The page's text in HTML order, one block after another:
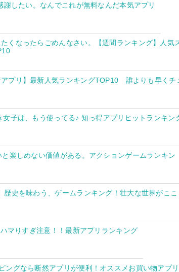
謝したい。なんでこれが無料なんだ本気アプリ
くなったらごめんなさい。【週間ランキング】人気
アプリ】最新人気ランキングTOP10 誰よりも早くチ
女子は、もう使ってる♪ 知っ得アプリヒットランキン
と楽しめない価値がある。アクションゲームランキン
歴史を味わう、ゲームランキング！壮大な世界がここ
ハマりすぎ注意！！最新アプリランキング
ングなら断然アプリが便利！オススメお買い物アプ